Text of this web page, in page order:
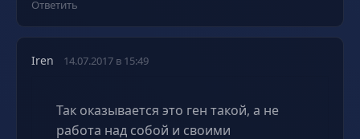
Ответить
Iren 14.07.2017 в 15:49
Так оказывается это ген такой, а не
работа над собой и своими